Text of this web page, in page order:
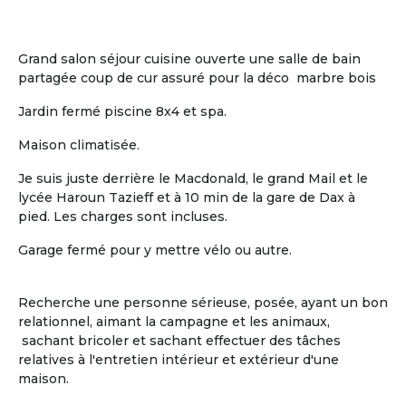
Grand salon séjour cuisine ouverte une salle de bain
partagée coup de cur assuré pour la déco marbre bois
Jardin fermé piscine 8x4 et spa.
Maison climatisée.
Je suis juste derrière le Macdonald, le grand Mail et le
lycée Haroun Tazieff et à 10 min de la gare de Dax à
pied. Les charges sont incluses.
Garage fermé pour y mettre vélo ou autre.
Recherche une personne sérieuse, posée, ayant un bon
relationnel, aimant la campagne et les animaux,
sachant bricoler et sachant effectuer des tâches
relatives à l'entretien intérieur et extérieur d'une
maison.
L'humain
sein d'un habitat groupé à taille
La gestion libre